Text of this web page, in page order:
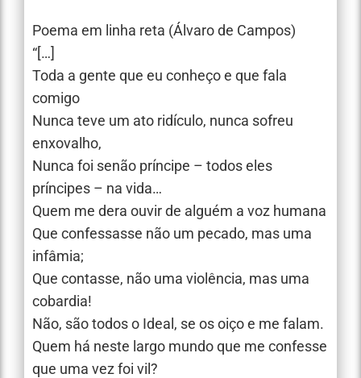
Poema em linha reta (Álvaro de Campos)
“[…]
Toda a gente que eu conheço e que fala
comigo
Nunca teve um ato ridículo, nunca sofreu
enxovalho,
Nunca foi senão príncipe – todos eles
príncipes – na vida…
Quem me dera ouvir de alguém a voz humana
Que confessasse não um pecado, mas uma
infâmia;
Que contasse, não uma violência, mas uma
cobardia!
Não, são todos o Ideal, se os oiço e me falam.
Quem há neste largo mundo que me confesse
que uma vez foi vil?